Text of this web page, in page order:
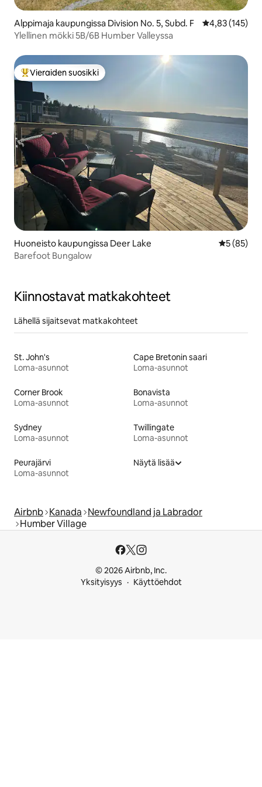
Alppimaja kaupungissa Division No. 5, Subd. F
4,83 (145)
Ylellinen mökki 5B/6B Humber Valleyssa
Vieraiden suosikkien parhaimmistoa
Vieraiden suosikki
Huoneisto kaupungissa Deer Lake
5 (85)
Barefoot Bungalow
Kiinnostavat matkakohteet
Lähellä sijaitsevat matkakohteet
St. John's
Loma-asunnot
Cape Bretonin saari
Loma-asunnot
Corner Brook
Loma-asunnot
Bonavista
Loma-asunnot
Sydney
Loma-asunnot
Twillingate
Loma-asunnot
Peurajärvi
Loma-asunnot
Näytä lisää
Airbnb Kanada Newfoundland ja Labrador
Humber Village
© 2026 Airbnb, Inc.
Yksityisyys
Käyttöehdot